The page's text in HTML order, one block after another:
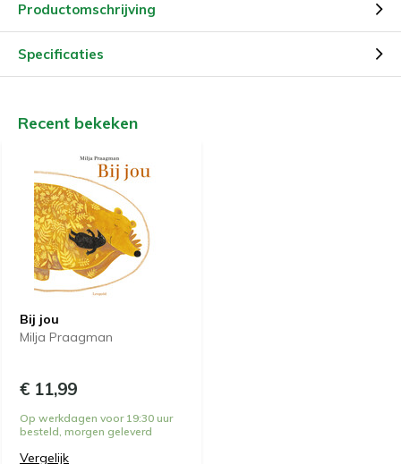
Productomschrijving
Specificaties
Recent bekeken
Bij jou
Milja Praagman
€ 11,99
Op werkdagen voor 19:30 uur
besteld, morgen geleverd
Vergelijk